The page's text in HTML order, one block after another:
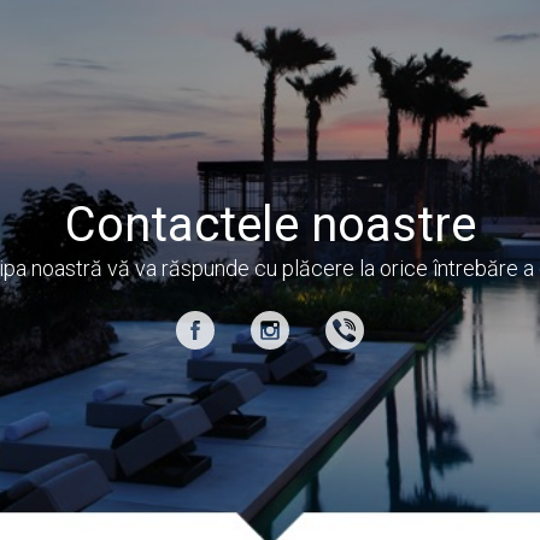
Contactele noastre
noastră vă va răspunde cu plăcere la orice întrebăre a